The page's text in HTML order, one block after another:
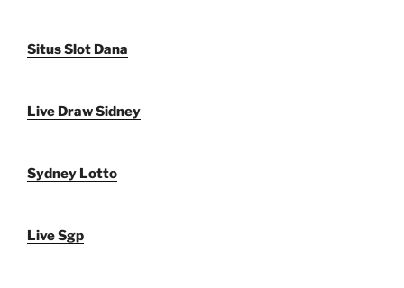
Situs Slot Dana
Live Draw Sidney
Sydney Lotto
Live Sgp